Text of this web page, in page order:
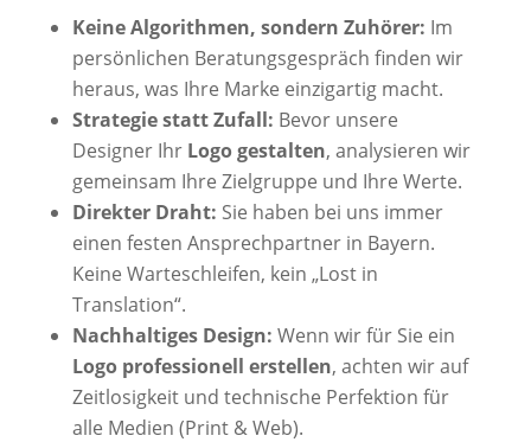
Keine Algorithmen, sondern Zuhörer: Im
persönlichen Beratungsgespräch finden wir
heraus, was Ihre Marke einzigartig macht.
Strategie statt Zufall: Bevor unsere
Designer Ihr Logo gestalten, analysieren wir
gemeinsam Ihre Zielgruppe und Ihre Werte.
Direkter Draht: Sie haben bei uns immer
einen festen Ansprechpartner in Bayern.
Keine Warteschleifen, kein „Lost in
Translation“.
Nachhaltiges Design: Wenn wir für Sie ein
Logo professionell erstellen, achten wir auf
Zeitlosigkeit und technische Perfektion für
alle Medien (Print & Web).